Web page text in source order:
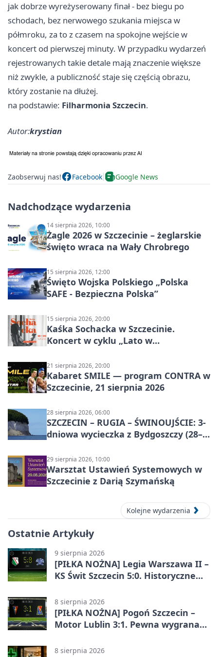
jak dobrze wyreżyserowany finał - bez biegu po
schodach, bez nerwowego szukania miejsca w
półmroku, za to z czasem na spokojne wejście w
koncert od pierwszej minuty. W przypadku wydarzeń
rejestrowanych takie detale mają znaczenie większe
niż zwykle, a publiczność staje się częścią obrazu,
który zostanie na dłużej.
na podstawie: Filharmonia Szczecin.
Autor:krystian
Zaobserwuj nas! Facebook Google News
Nadchodzące wydarzenia
14 sierpnia 2026, 10:00
Żagle 2026 w Szczecinie – żeglarskie
święto wraca na Wały Chrobrego
15 sierpnia 2026, 12:00
Święto Wojska Polskiego „Polska
SAFE - Bezpieczna Polska”
15 sierpnia 2026, 20:00
Kaśka Sochacka w Szczecinie.
Koncert w cyklu „Lato w
21 sierpnia 2026, 20:00
Kabaret SMILE — program CONTRA w
Szczecinie, 21 sierpnia 2026
28 sierpnia 2026, 06:00
SZCZECIN – RUGIA – ŚWINOUJŚCIE: 3-
dniowa wycieczka z Bydgoszczy (28–
29 sierpnia 2026, 10:00
Warsztat Ustawień Systemowych w
Szczecinie z Darią Szymańską
Kolejne wydarzenia
Ostatnie Artykuły
9 sierpnia 2026
[PIŁKA NOŻNA] Legia Warszawa II –
KS Świt Szczecin 5:0. Historyczne
lidze
8 sierpnia 2026
[PIŁKA NOŻNA] Pogoń Szczecin –
Motor Lublin 3:1. Pewna wygrana
8 sierpnia 2026